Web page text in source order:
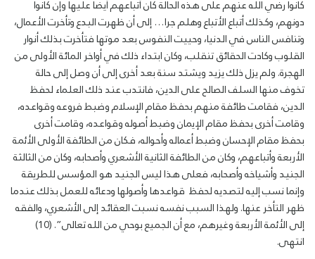
كانوا رضي الله عنهم على هذه الحالة كان أتباعهم أيضا عليها وإن كانوا
دونهم، وكذلك أتباع الأتباع وهلم جرا… إلى أن ظهرت البدع وتأخرت الأعمال،
وتنافس الناس في الدنيا، وحييت النفوس بعد موتها فتأخرت بذلك أنوار
القلوب وكادت الحقائق تنقلب، وكان ابتداء ذلك في أواخر المائة الأولى من
الهجرة. ولم يزل ذلك يزيد ويشتد سنة بعد أخرى إلى أن وصل إلى حالة
تخوف منها السلف الصالح على الدين، فانتدب عند ذلك العلماء لحفظ
الدين، فقامت طائفة منهم بحفظ مقام الإسلام وضبط فروعه وقواعده،
وقامت أخرى بحفظ مقام الإيمان وضبط أصوله وقواعده، وقامت أخرى
بحفظ مقام الإحسان وضبط أعماله وأحواله، فكان من الطائفة الأولى الأئمة
الأربعة وأتباعهم، وكان من الطائفة الثانية الأشعري وأصحابه، وكان من الثالثة
الجنيد وأشياخه وأصحابه، فعلى هذا ليس الجنيد هو المؤسس للطريقة
وإنما نسب إليه لتصديه لحفظ قواعدها وأصولها ودعائه للعمل بذلك عندما
ظهر التأخر عنها. ولهذا السبب نفسه نسبت العقائد إلى الأشعري، والفقه
إلى الأئمة الأربعة وغيرهم، مع أن الجميع بوحي من الله تعالى”. (10)
انتهى.